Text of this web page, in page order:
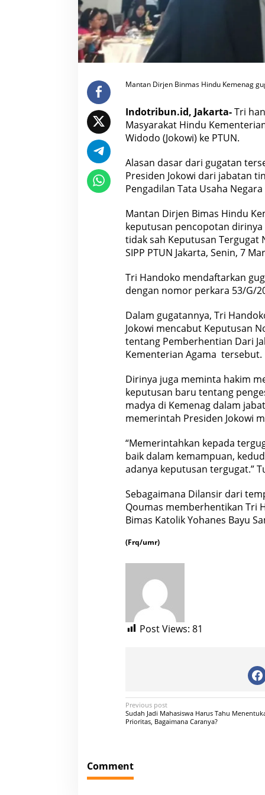
s
H
i
n
d
K
e
g
G
u
g
a
J
o
k
o
w
k
e
P
T
U
N
Mantan Dirjen Binmas Hindu Kemenag
Indotribun.id, Jakarta-Tri
Masyarakat Hindu
Widodo (Jokowi) ke PTUN.
Alasan dasar dari gugatan
Presiden Jokowi dari jabatan
Pengadilan Tata Usaha Negara
Mantan Dirjen Bimas Hindu
keputusan pencopotan
tidak sah Keputusan Tergugat
SIPP PTUN Jakarta, Senin, 7
Tri Handoko mendaftarkan
dengan nomor perkara 53/G/
Dalam gugatannya, Tri
Jokowi mencabut Keputusan
tentang Pemberhentian Dari
Kementerian Agama tersebut.
Dirinya juga meminta hakim
keputusan baru tentang
madya di Kemenag dalam
memerintah Presiden Jokowi
“Memerintahkan kepada
baik dalam kemampuan,
adanya keputusan tergugat.”
Sebagaimana Dilansir dari
Qoumas memberhentikan Tri
Bimas Katolik Yohanes Bayu
(Frq/umr)
Post Views: 81
P
o
t
n
Previous post
Sudah Jadi Mahasiswa Harus Tahu
Prioritas, Bagaimana Caranya?
Comment